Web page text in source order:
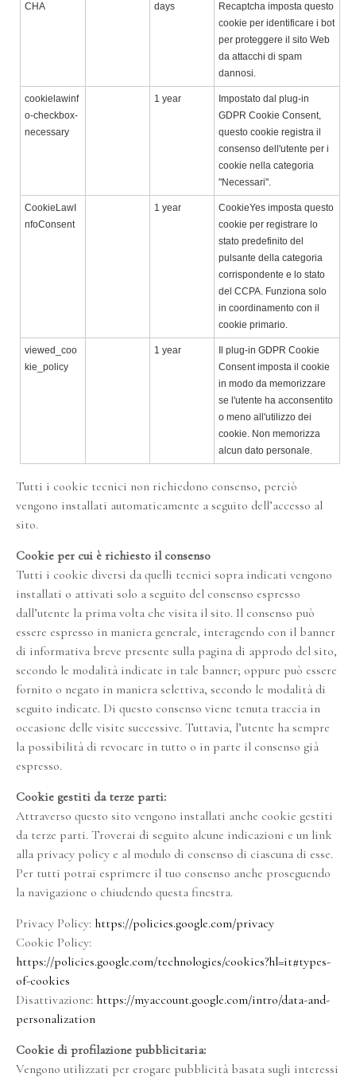
CHA
days
Recaptcha imposta questo
cookie per identificare i bot
per proteggere il sito Web
da attacchi di spam
dannosi.
cookielawinf
o-checkbox-
necessary
1 year
Impostato dal plug-in
GDPR Cookie Consent,
questo cookie registra il
consenso dell'utente per i
cookie nella categoria
"Necessari".
CookieLawI
nfoConsent
1 year
CookieYes imposta questo
cookie per registrare lo
stato predefinito del
pulsante della categoria
corrispondente e lo stato
del CCPA. Funziona solo
in coordinamento con il
cookie primario.
viewed_coo
kie_policy
1 year
Il plug-in GDPR Cookie
Consent imposta il cookie
in modo da memorizzare
se l'utente ha acconsentito
o meno all'utilizzo dei
cookie. Non memorizza
alcun dato personale.
Tutti i cookie tecnici non richiedono consenso, perciò
vengono installati automaticamente a seguito dell’accesso al
sito.
Cookie per cui è richiesto il consenso
Tutti i cookie diversi da quelli tecnici sopra indicati vengono
installati o attivati solo a seguito del consenso espresso
dall’utente la prima volta che visita il sito. Il consenso può
essere espresso in maniera generale, interagendo con il banner
di informativa breve presente sulla pagina di approdo del sito,
secondo le modalità indicate in tale banner; oppure può essere
fornito o negato in maniera selettiva, secondo le modalità di
seguito indicate. Di questo consenso viene tenuta traccia in
occasione delle visite successive. Tuttavia, l’utente ha sempre
la possibilità di revocare in tutto o in parte il consenso già
espresso.
Cookie gestiti da terze parti:
Attraverso questo sito vengono installati anche cookie gestiti
da terze parti. Troverai di seguito alcune indicazioni e un link
alla privacy policy e al modulo di consenso di ciascuna di esse.
Per tutti potrai esprimere il tuo consenso anche proseguendo
la navigazione o chiudendo questa finestra.
Privacy Policy: https://policies.google.com/privacy
Cookie Policy:
https://policies.google.com/technologies/cookies?hl=it#types-
of-cookies
Disattivazione: https://myaccount.google.com/intro/data-and-
personalization
Cookie di profilazione pubblicitaria:
Vengono utilizzati per erogare pubblicità basata sugli interessi